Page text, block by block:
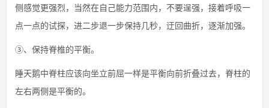
侧感觉更强烈，当然在自己能力范围内，不要逞强，接着呼吸一
点一点的试探，进二步退一步保持几秒，迂回曲折，逐渐加强。
③、保持脊椎的平衡。
睡天鹅中脊柱应该向坐立前屈一样是平衡向前折叠过去，脊柱的
左右两侧是平衡的。